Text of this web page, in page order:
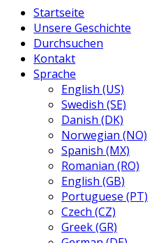
Startseite
Unsere Geschichte
Durchsuchen
Kontakt
Sprache
English (US)
Swedish (SE)
Danish (DK)
Norwegian (NO)
Spanish (MX)
Romanian (RO)
English (GB)
Portuguese (PT)
Czech (CZ)
Greek (GR)